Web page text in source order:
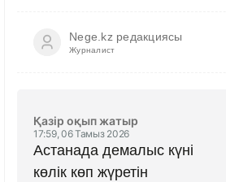
Nege.kz редакциясы
Журналист
Қазір оқып жатыр
17:59, 06 Тамыз 2026
Астанада демалыс күні
көлік көп жүретін